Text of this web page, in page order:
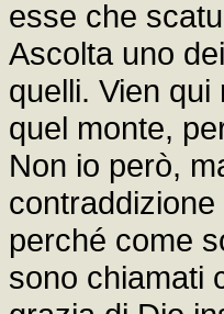
esse che
Ascolta uno
quelli. Vien
quel monte,
Non io però,
perché come
sono chiamati